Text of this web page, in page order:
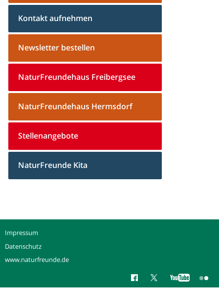
Kontakt aufnehmen
Newsletter bestellen
NaturFreundehaus Freibergsee
NaturFreundehaus Hermsdorf
Stellenangebote
NaturFreunde Kita
Impressum
Datenschutz
www.naturfreunde.de